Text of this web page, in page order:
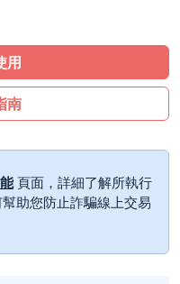
用
南
頁面，詳細了解所執行
助您防止詐騙線上交易